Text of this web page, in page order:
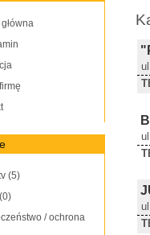
(5)
(0)
/ ochrona